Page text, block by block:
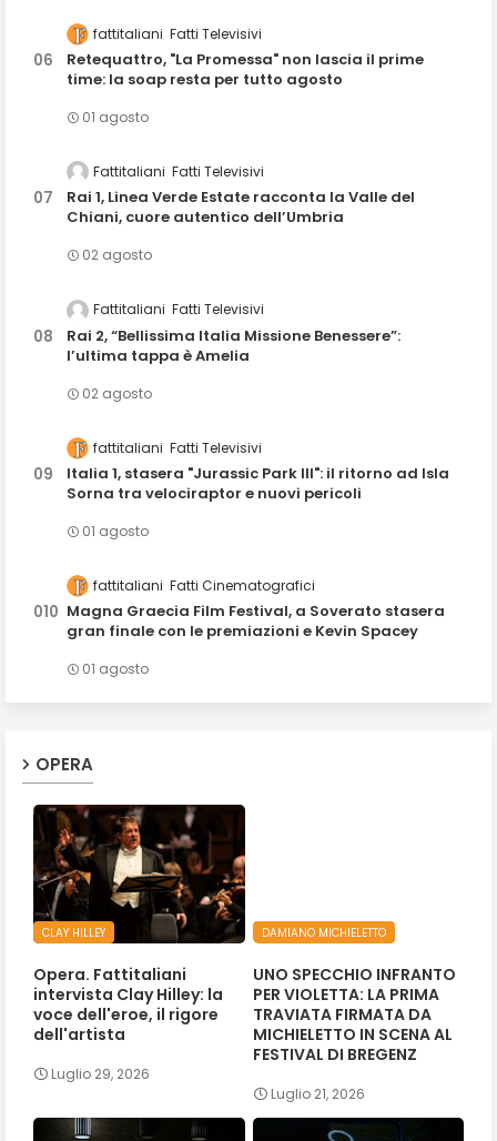
fattitaliani Fatti Televisivi
Retequattro, "La Promessa" non lascia il prime
time: la soap resta per tutto agosto
01 agosto
Fattitaliani Fatti Televisivi
Rai 1, Linea Verde Estate racconta la Valle del
Chiani, cuore autentico dell’Umbria
02 agosto
Fattitaliani Fatti Televisivi
Rai 2, “Bellissima Italia Missione Benessere”:
l’ultima tappa è Amelia
02 agosto
fattitaliani Fatti Televisivi
Italia 1, stasera "Jurassic Park III": il ritorno ad Isla
Sorna tra velociraptor e nuovi pericoli
01 agosto
fattitaliani Fatti Cinematografici
Magna Graecia Film Festival, a Soverato stasera
gran finale con le premiazioni e Kevin Spacey
01 agosto
OPERA
CLAY HILLEY
Opera. Fattitaliani
intervista Clay Hilley: la
voce dell'eroe, il rigore
dell'artista
Luglio 29, 2026
DAMIANO MICHIELETTO
UNO SPECCHIO INFRANTO
PER VIOLETTA: LA PRIMA
TRAVIATA FIRMATA DA
MICHIELETTO IN SCENA AL
FESTIVAL DI BREGENZ
Luglio 21, 2026